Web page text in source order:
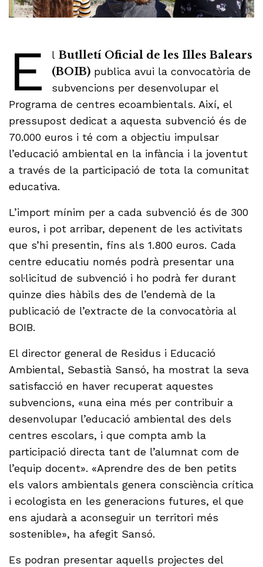
E l Butlletí Oficial de les Illes Balears
(BOIB)publica avui la convocatòria de
subvencions per desenvolupar el
Programa de centres ecoambientals. Així, el
pressupost dedicat a aquesta subvenció és de
70.000 euros i té com a objectiu impulsar
l’educació ambiental en la infància i la joventut
a través de la participació de tota la comunitat
educativa.
L’import mínim per a cada subvenció és de 300
euros, i pot arribar, depenent de les activitats
que s’hi presentin, fins als 1.800 euros. Cada
centre educatiu només podrà presentar una
sol·licitud de subvenció i ho podrà fer durant
quinze dies hàbils des de l’endemà de la
publicació de l’extracte de la convocatòria al
BOIB.
El director general de Residus i Educació
Ambiental, Sebastià Sansó, ha mostrat la seva
satisfacció en haver recuperat aquestes
subvencions, «una eina més per contribuir a
desenvolupar l’educació ambiental des dels
centres escolars, i que compta amb la
participació directa tant de l’alumnat com de
l’equip docent». «Aprendre des de ben petits
els valors ambientals genera consciència crítica
i ecologista en les generacions futures, el que
ens ajudarà a aconseguir un territori més
sostenible», ha afegit Sansó.
Es podran presentar aquells projectes del